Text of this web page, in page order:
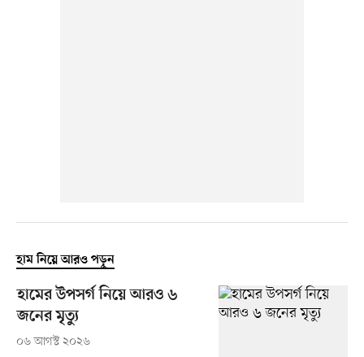
হাম নিয়ে আরও পড়ুন
হামের উপসর্গ নিয়ে আরও ৬
জনের মৃত্যু
০৬ আগস্ট ২০২৬